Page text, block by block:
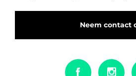
Neem contact